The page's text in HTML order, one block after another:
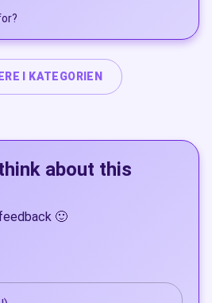
I KATEGORIEN
about this
🙂